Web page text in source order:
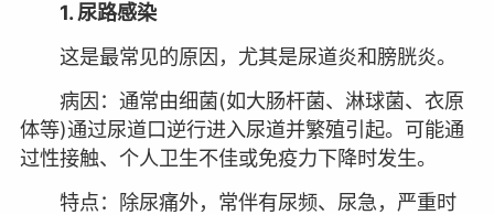
1. 尿路感染
这是最常见的原因，尤其是尿道炎和膀胱炎。
病因：通常由细菌(如大肠杆菌、淋球菌、衣原
体等)通过尿道口逆行进入尿道并繁殖引起。可能通
过性接触、个人卫生不佳或免疫力下降时发生。
特点：除尿痛外，常伴有尿频、尿急，严重时